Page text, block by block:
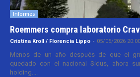
Informes
Roemmers compra laboratorio
Cristina Kroll / Florencia Lippo - 05/05/2026 20:00
Menos de un año después de que el
quedado con el nacional Sidus, ahora
holding....